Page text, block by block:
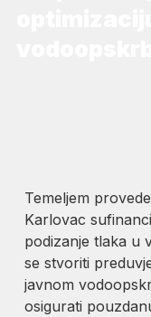
Temeljem
Karlovac
podizanje tlaka u
se stvoriti
javnom
osigurati